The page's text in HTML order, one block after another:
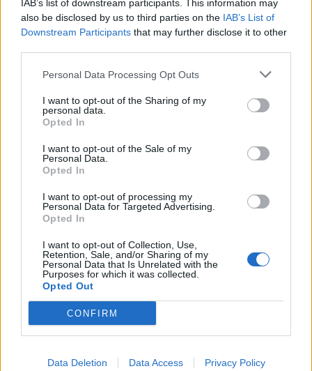
IAB’s list of downstream participants. This information may
also be disclosed by us to third parties on the IAB’s List of
Downstream Participants that may further disclose it to other
Personal Data Processing Opt Outs
I want to opt-out of the Sharing of my
personal data.
Opted In
I want to opt-out of the Sale of my
Personal Data.
Opted In
I want to opt-out of processing my
Personal Data for Targeted Advertising.
Opted In
I want to opt-out of Collection, Use,
Retention, Sale, and/or Sharing of my
Personal Data that Is Unrelated with the
Purposes for which it was collected.
Opted Out
CONFIRM
Data Deletion Data Access Privacy Policy
Tags:
puna , shefi